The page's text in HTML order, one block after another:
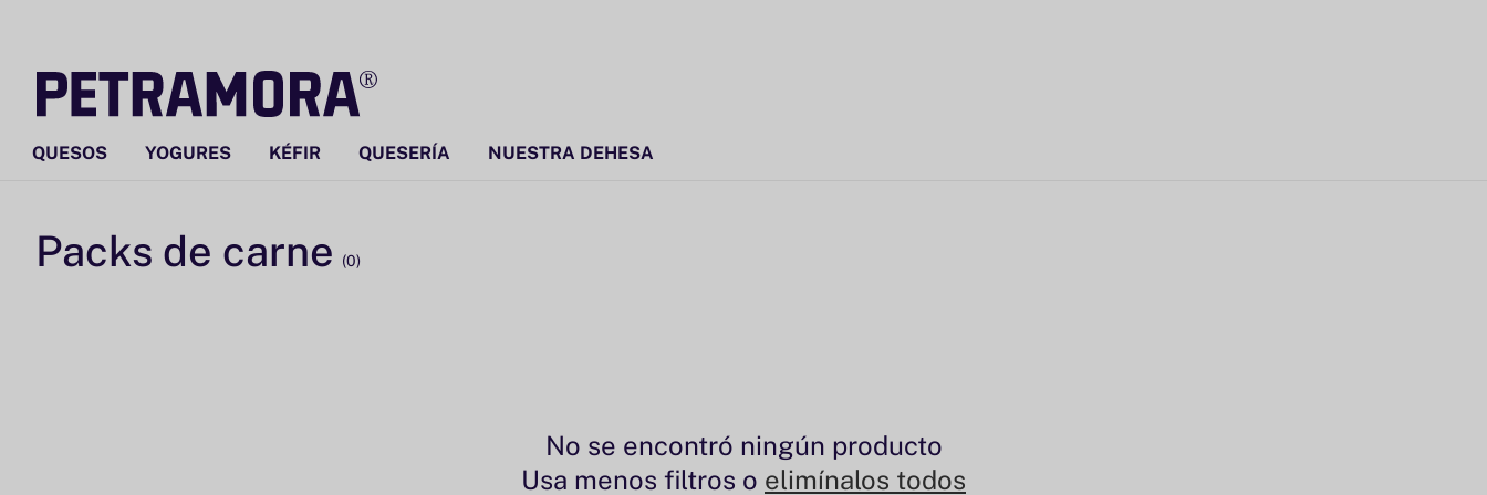
QUESOS YOGURES KÉFIR QUESERÍA NUESTRA DEHESA
Packs de carne (0)
No se encontró ningún producto
Usa menos filtros o elimínalos todos